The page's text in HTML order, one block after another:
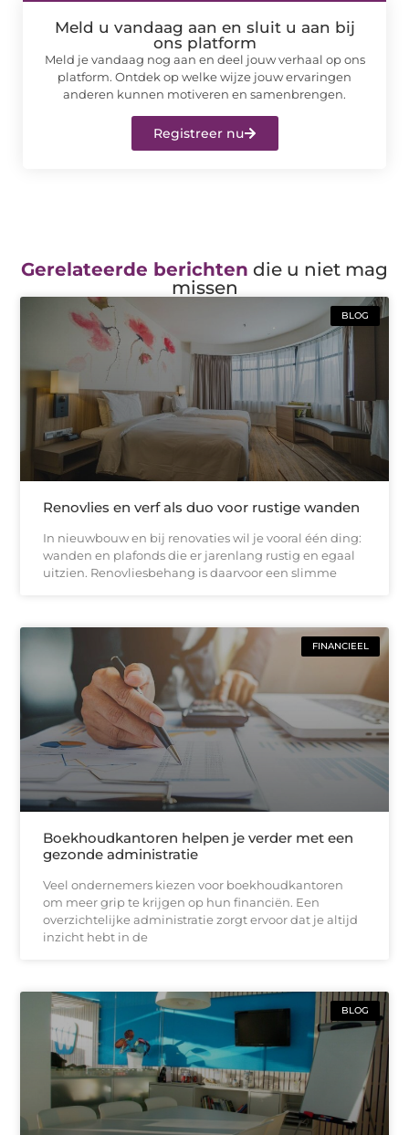
Meld u vandaag aan en sluit u aan bij
ons platform
Meld je vandaag nog aan en deel jouw verhaal op ons
platform. Ontdek op welke wijze jouw ervaringen
anderen kunnen motiveren en samenbrengen.
Registreer nu
Gerelateerde berichten die u niet mag
missen
BLOG
Renovlies en verf als duo voor rustige wanden
In nieuwbouw en bij renovaties wil je vooral één ding:
wanden en plafonds die er jarenlang rustig en egaal
uitzien. Renovliesbehang is daarvoor een slimme
FINANCIEEL
Boekhoudkantoren helpen je verder met een
gezonde administratie
Veel ondernemers kiezen voor boekhoudkantoren
om meer grip te krijgen op hun financiën. Een
overzichtelijke administratie zorgt ervoor dat je altijd
inzicht hebt in de
BLOG